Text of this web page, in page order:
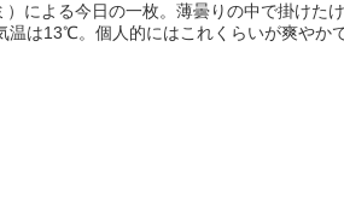
による今日の一枚。薄曇りの中で掛けた
温は13℃。個人的にはこれくらいが爽やか